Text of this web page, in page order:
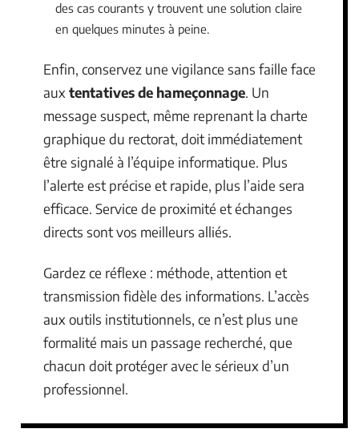
des cas courants y trouvent une solution claire
en quelques minutes à peine.
Enfin, conservez une vigilance sans faille face
aux tentatives de hameçonnage. Un
message suspect, même reprenant la charte
graphique du rectorat, doit immédiatement
être signalé à l’équipe informatique. Plus
l’alerte est précise et rapide, plus l’aide sera
efficace. Service de proximité et échanges
directs sont vos meilleurs alliés.
Gardez ce réflexe : méthode, attention et
transmission fidèle des informations. L’accès
aux outils institutionnels, ce n’est plus une
formalité mais un passage recherché, que
chacun doit protéger avec le sérieux d’un
professionnel.